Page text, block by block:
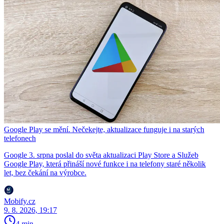
Google Play se mění. Nečekejte, aktualizace funguje i na starých
telefonech
Google 3. srpna poslal do světa aktualizaci Play Store a Služeb
Google Play, která přináší nové funkce i na telefony staré několik
let, bez čekání na výrobce.
Mobify.cz
9. 8. 2026, 19:17